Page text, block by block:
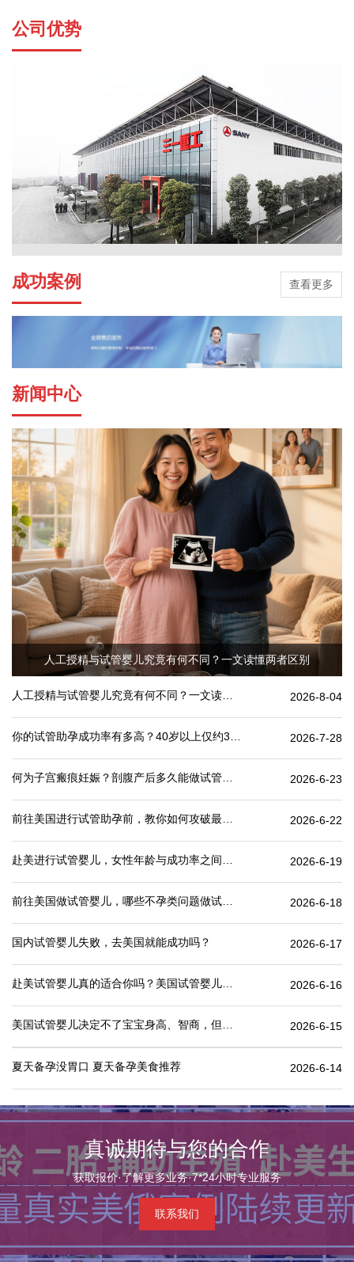
公司优势
成功案例 查看更多
新闻中心
人工授精与试管婴儿究竟有何不同？一文读懂两者区别
2026-8-04
2026-7-28
2026-6-23
2026-6-22
2026-6-19
2026-6-18
国内试管婴儿失败，去美国就能成功吗？ 2026-6-17
2026-6-16
2026-6-15
夏天备孕没胃口 夏天备孕美食推荐 2026-6-14
真诚期待与您的合作
获取报价·了解更多业务·7*24小时专业服务
联系我们